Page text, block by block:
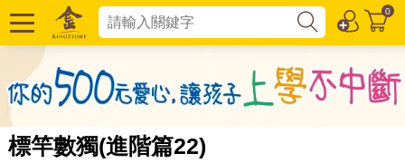
0
標竿數獨(進階篇22)